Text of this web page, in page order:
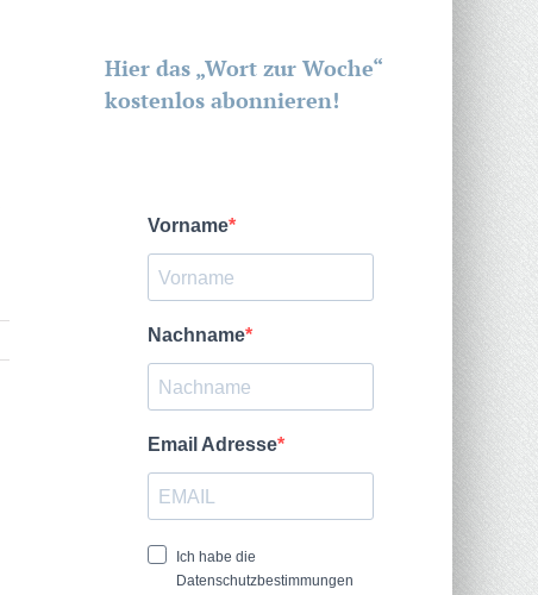
Hier das „Wort zur Woche“
kostenlos abonnieren!